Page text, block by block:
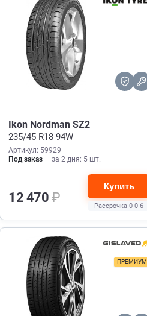
Ikon Nordman SZ2
235/45 R18 94W
Артикул: 59929
Под заказ — за 2 дня: 5 шт.
12 470 ₽
Купить
Рассрочка 0-0-6
ПРЕМИУМ